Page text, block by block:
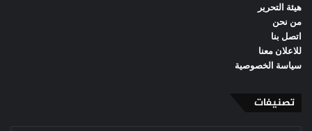
هيئة التحرير
من نحن
اتصل بنا
للاعلان معنا
سياسة الخصوصية
تصنيفات